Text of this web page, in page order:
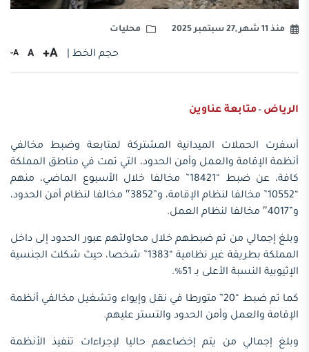
منذ 11 شهر ,27 سبتمبر 2025 محليات
حجم الخط | A+
A
A-
الرياض - متابعة عناوين
أسفرت الحملات الميدانية المشتركة لمتابعة وضبط مخالفي
أنظمة الإقامة والعمل وأمن الحدود، التي تمت في مناطق المملكة
كافة، عن ضبط “18421” مخالفا خلال الأسبوع الماضي، منهم
“10552” مخالفا لنظام الإقامة، و”3852″ مخالفا لنظام أمن الحدود،
و”4017″ مخالفا لنظام العمل.
وبلغ إجمالي من تم ضبطهم خلال محاولتهم عبور الحدود إلى داخل
المملكة بطريقة غير نظامية “1383” شخصا، حيث شكلت الجنسية
الإثيوبية النسبة الأعلى بـ 51%.
كما تم ضبط “20” متورطا في نقل وإيواء وتشغيل مخالفي أنظمة
الإقامة والعمل وأمن الحدود والتستر عليهم.
وبلغ إجمالي من يتم إخضاعهم حاليا لإجراءات تنفيذ الأنظمة